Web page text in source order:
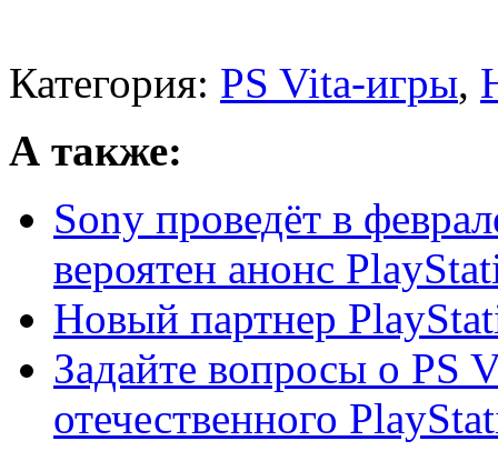
Категория: PS Vita-игры,
А также:
Sony проведёт в
вероятен анонс
Новый партнер
Задайте вопросы о PS
отечественного